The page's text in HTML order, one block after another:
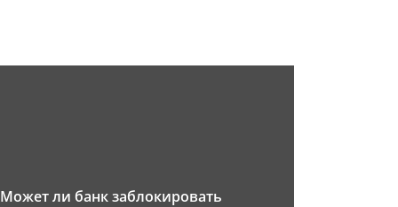
Может ли банк заблокировать